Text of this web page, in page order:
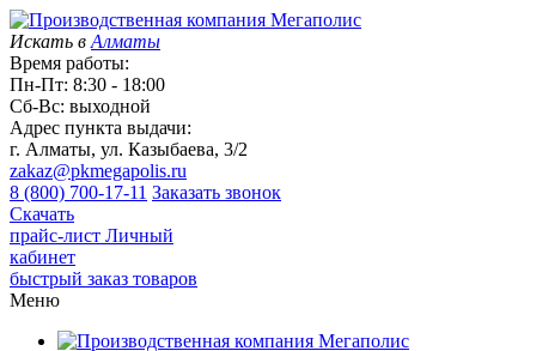
Искать в Алматы
Время работы:
Пн-Пт: 8:30 - 18:00
Сб-Вс: выходной
Адрес пункта выдачи:
г. Алматы, ул. Казыбаева, 3/2
zakaz@pkmegapolis.ru
8 (800) 700-17-11 Заказать звонок
Скачать
прайс-лист Личный
кабинет
быстрый заказ товаров
Меню